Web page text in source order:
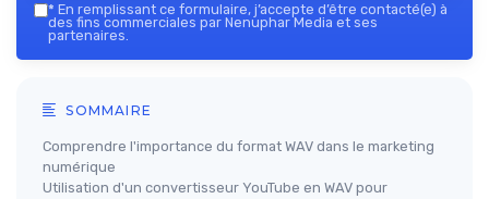
* En remplissant ce formulaire, j’accepte d’être contacté(e) à
des fins commerciales par Nenuphar Media et ses
partenaires.
SOMMAIRE
Comprendre l'importance du format WAV dans le marketing
numérique
Utilisation d'un convertisseur YouTube en WAV pour